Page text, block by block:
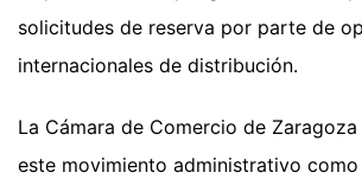
solicitudes de reserva por parte de
internacionales de distribución.
La Cámara de Comercio de
este movimiento administrativo como